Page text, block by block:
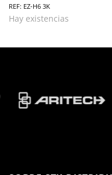
REF: EZ-H6 3K
Hay existencias